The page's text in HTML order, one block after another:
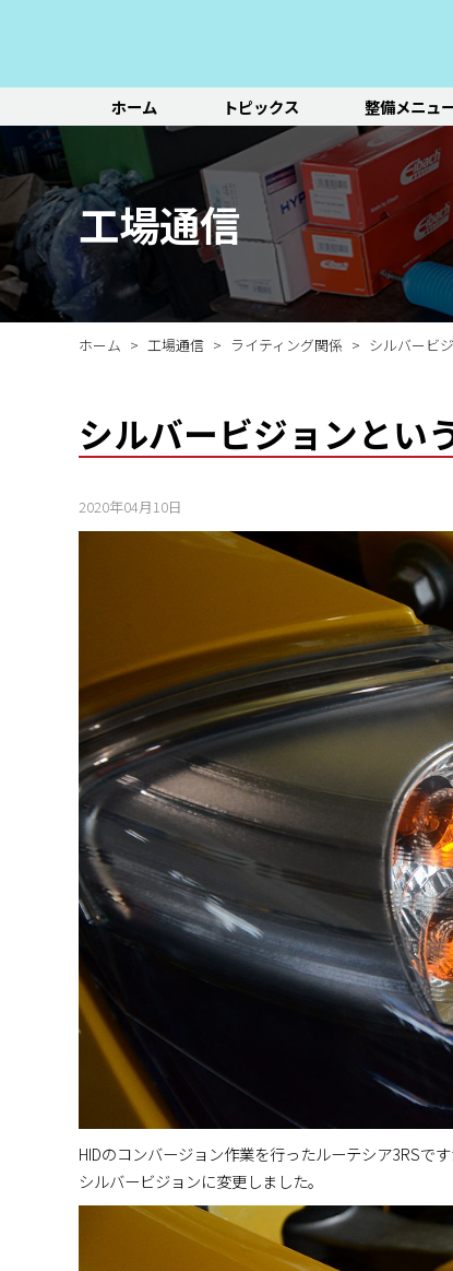
ホーム トピックス 整備メニュ
整備メニュー
レッドポイントが推奨す
る、すべての車種に共通
する基本整備と、車両の
状態に応じた３段階のセ
ットメニューをご紹介し
ます。
一覧ページ
基本整備一覧
ADAS（先進運転支
エアコン整備
初診点検・セットメ
初診点検
ステージ2／ステー
レッドポイント
パーツ
オリジナル&おすすめパ
ーツのご紹介
一覧ページ
車種別選択
ルノー
機能別選択
エンジン/駆動系
ホイール/タイヤ
その他のサービ
ス
新車の販売や中古車販
売、ならびに買い取りや
レンタカー等のサービス
を行なっております。
一覧ページ
新車販売・整備
その他サービス
工場通信
ホーム 工場通信 ライティング関係 シルバービ
シルバービジョンとい
2020年04月10日
HIDのコンバージョン作業を行ったルーテシア3RSで
シルバービジョンに変更しました。